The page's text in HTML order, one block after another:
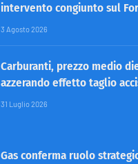
intervento congiunto sul
3 Agosto 2026
Carburanti, prezzo medio
azzerando effetto taglio
31 Luglio 2026
Gas conferma ruolo